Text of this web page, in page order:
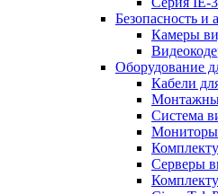
Безопасность и
Камеры
Оборудование
Кабели
Система
Серверы